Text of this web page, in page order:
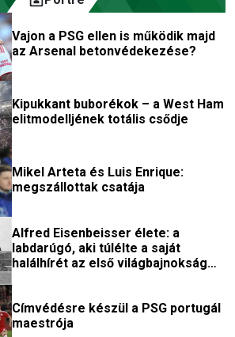
Vajon a PSG ellen is működik majd
az Arsenal betonvédekezése?
Kipukkant buborékok – a West Ham
elitmodelljének totális csődje
Mikel Arteta és Luis Enrique:
megszállottak csatája
Alfred Eisenbeisser élete: a
labdarúgó, aki túlélte a saját
halálhírét az első világbajnokság
Címvédésre készül a PSG portugál
maestrója